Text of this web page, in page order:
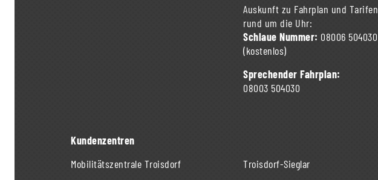
Auskunft zu Fahrplan und Tarifen
rund um die Uhr:
Schlaue Nummer: 08006 504030
(kostenlos)
Sprechender Fahrplan:
08003 504030
Kundenzentren
Mobilitätszentrale Troisdorf
Troisdorf-Sieglar